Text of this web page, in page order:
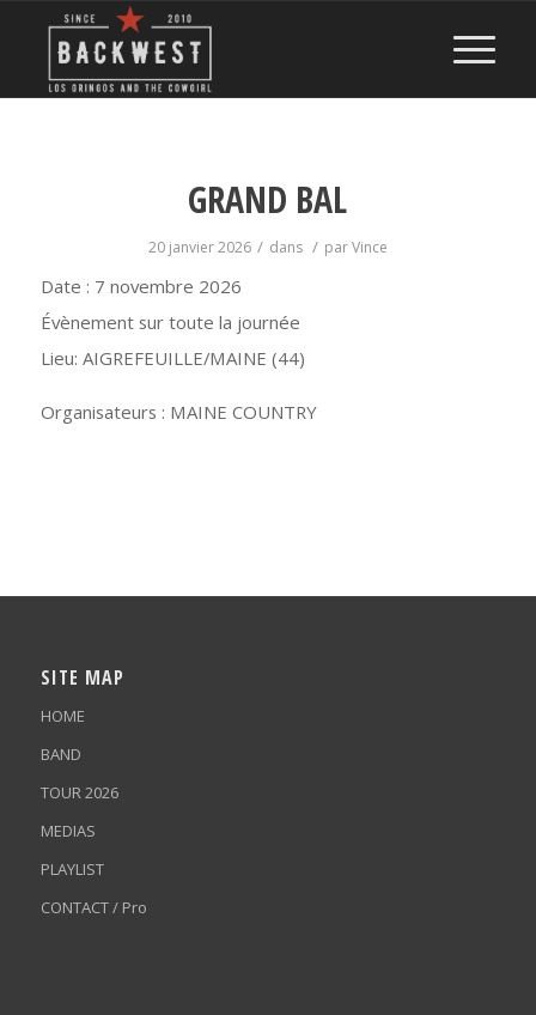
GRAND BAL
20 janvier 2026 / dans / parVince
Date : 7 novembre 2026
Évènement sur toute la journée
Lieu: AIGREFEUILLE/MAINE (44)
Organisateurs : MAINE COUNTRY
SITE MAP
HOME
BAND
TOUR 2026
MEDIAS
PLAYLIST
CONTACT / Pro